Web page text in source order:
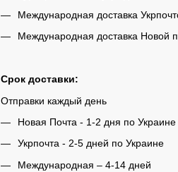
Международная доставка
Международная доставка Новой
Срок доставки:
Отправки каждый день
Новая Почта - 1-2 дня по Украине
Укрпочта - 2-5 дней по Украине
Международная – 4-14 дней